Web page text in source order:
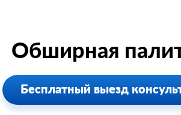
Обширная
Бесплатный выезд